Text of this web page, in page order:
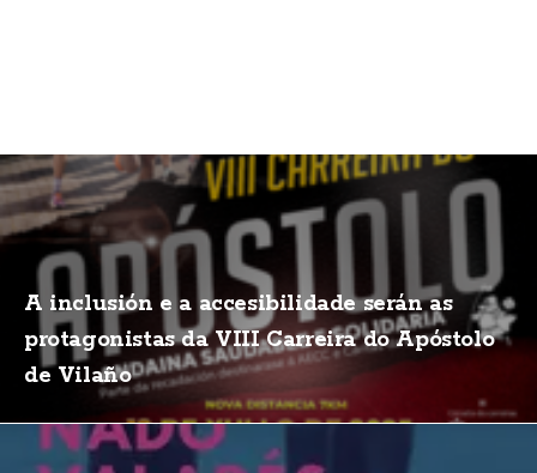
A inclusión e a accesibilidade serán as
protagonistas da VIII Carreira do Apóstolo
de Vilaño